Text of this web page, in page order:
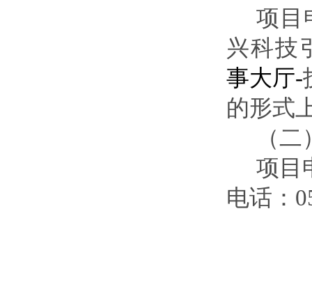
项目
兴科技
事大厅-
的形式
（
项目
电话 ：